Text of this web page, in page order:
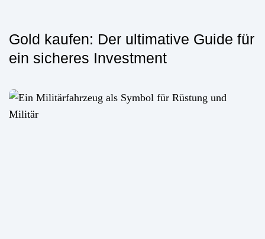
Gold kaufen: Der ultimative Guide für
ein sicheres Investment